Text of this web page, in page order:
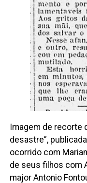
Imagem de recorte
desastre”,
ocorrido com
de seus filhos com
major Antonio